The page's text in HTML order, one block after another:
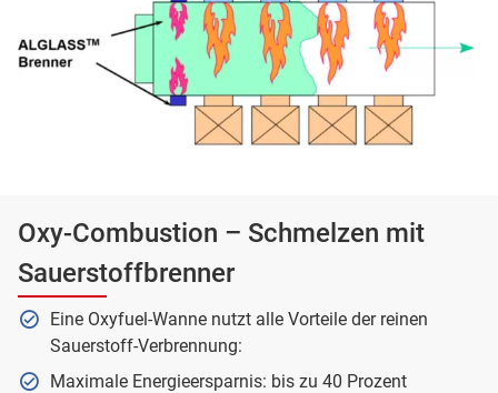
Oxy-Combustion – Schmelzen mit
Sauerstoffbrenner
Eine Oxyfuel-Wanne nutzt alle Vorteile der reinen
Sauerstoff-Verbrennung:
Maximale Energieersparnis: bis zu 40 Prozent